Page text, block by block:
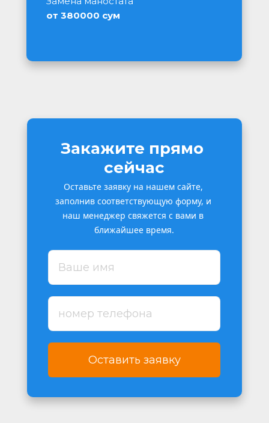
от 380000 сум
Оставить заявку
Закажите прямо
сейчас
Оставьте заявку на нашем сайте,
заполнив соответствующую форму, и
наш менеджер свяжется с вами в
ближайшее время.